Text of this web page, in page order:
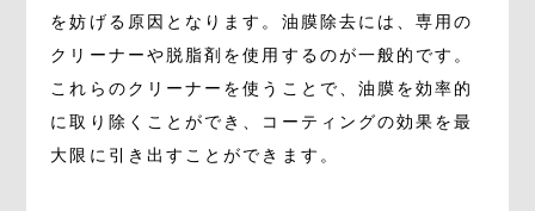
を妨げる原因となります。油膜除去には、専用の
クリーナーや脱脂剤を使用するのが一般的です。
これらのクリーナーを使うことで、油膜を効率的
に取り除くことができ、コーティングの効果を最
大限に引き出すことができます。